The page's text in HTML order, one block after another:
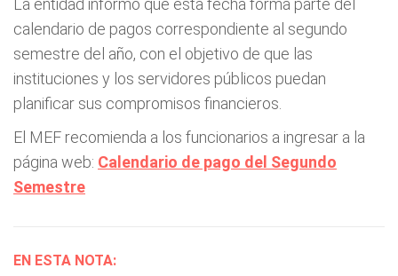
La entidad informó que esta fecha forma parte del
calendario de pagos correspondiente al segundo
semestre del año, con el objetivo de que las
instituciones y los servidores públicos puedan
planificar sus compromisos financieros.
El MEF recomienda a los funcionarios a ingresar a la
página web: Calendario de pago del Segundo
Semestre
EN ESTA NOTA: